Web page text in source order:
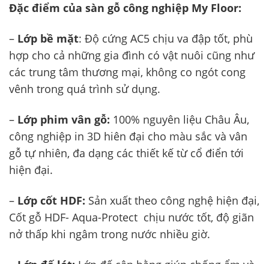
Đặc điểm của sàn gỗ công nghiệp My Floor:
– Lớp bề mặt: Độ cứng AC5 chịu va đập tốt, phù
hợp cho cả những gia đình có vật nuôi cũng như
các trung tâm thương mại, không co ngót cong
vênh trong quá trình sử dụng.
– Lớp phim vân gỗ: 100% nguyên liệu Châu Âu,
công nghiệp in 3D hiên đại cho màu sắc và vân
gỗ tự nhiên, đa dạng các thiết kế từ cổ điển tới
hiện đại.
– Lớp cốt HDF: Sản xuất theo công nghệ hiện đại,
Cốt gỗ HDF- Aqua-Protect chịu nước tốt, độ giãn
nở thấp khi ngâm trong nước nhiều giờ.